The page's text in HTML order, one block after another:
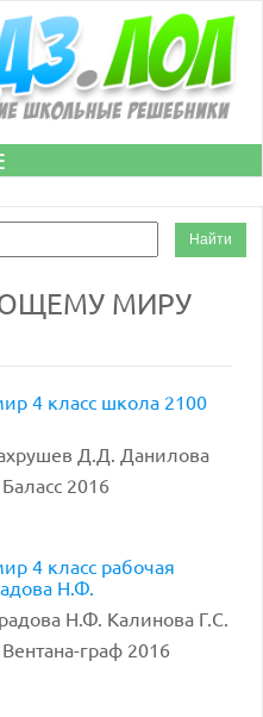
МИРУ
4 класс школа 2100
Д.Д. Данилова
Баласс 2016
4 класс рабочая
Н.Ф.
Н.Ф. Калинова Г.С.
Вентана-граф 2016